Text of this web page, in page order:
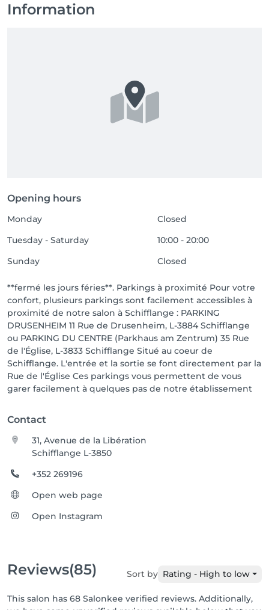
Information
Opening hours
Monday
Closed
Tuesday - Saturday
10:00 - 20:00
Sunday
Closed
**fermé les jours féries**. Parkings à proximité Pour votre
confort, plusieurs parkings sont facilement accessibles à
proximité de notre salon à Schifflange : PARKING
DRUSENHEIM 11 Rue de Drusenheim, L-3884 Schifflange
ou PARKING DU CENTRE (Parkhaus am Zentrum) 35 Rue
de l'Église, L-3833 Schifflange Situé au coeur de
Schifflange. L'entrée et la sortie se font directement par la
Rue de l'Église Ces parkings vous permettent de vous
garer facilement à quelques pas de notre établissement
Contact
31, Avenue de la Libération
Schifflange L-3850
+352 269196
Open web page
Open Instagram
Reviews(85) Sort by Rating - High to low
This salon has 68 Salonkee verified reviews. Additionally,